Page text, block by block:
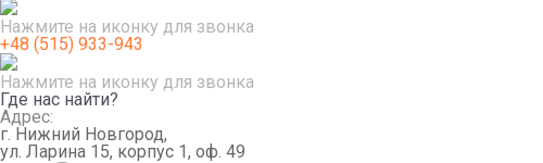
Нажмите на иконку для звонка
+48 (515) 933-943
Нажмите на иконку для звонка
Где нас найти?
Адрес:
г. Нижний Новгород,
ул. Ларина 15, корпус 1, оф. 49